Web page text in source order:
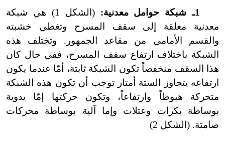
1ـ شبكة حوامل معدنية:
(الشكل 1) هي شبكة
معدنية معلقة إلى سقف المسرح وتغطي خشبته
والقسم الأمامي من مقاعد الجمهور. وتختلف هذه
الشبكة باختلاف ارتفاع سقف المسرح، ففي حال كان
هذا السقف منخفضاً تكون الشبكة ثابتة، أمّا عندما يكون
ارتفاعه يتجاوز الستة أمتار توجب أن تكون هذه الشبكة
متحركة هبوطاً وارتفاعاً، وتكون حركتها إمّا يدوية
بوساطة بكرات وعتلات وإما آلية بوساطة محركات
صامتة. (الشكل 2)